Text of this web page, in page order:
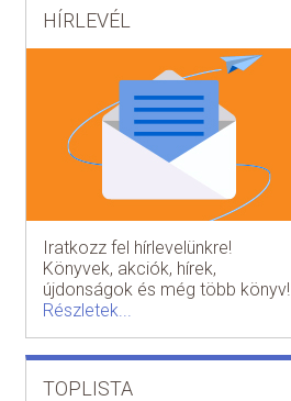
HÍRLEVÉL
Iratkozz fel hírlevelünkre!
Könyvek, akciók, hírek,
újdonságok és még több könyv!
Részletek...
TOPLISTA